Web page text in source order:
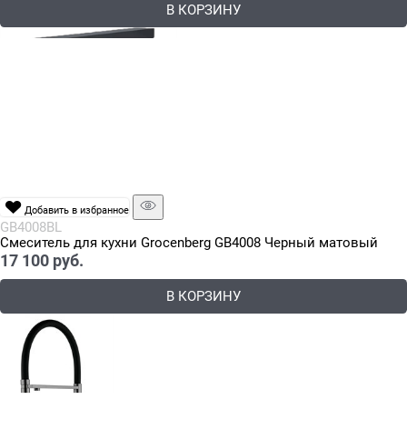
В КОРЗИНУ
Добавить в избранное
GB4008BL
Смеситель для кухни Grocenberg GB4008 Черный матовый
17 100 руб.
В КОРЗИНУ